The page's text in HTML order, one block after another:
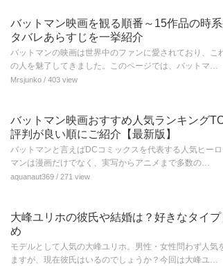
バットマン映画を観る順番～15作品の時
タバレあらすじを一挙紹介
バットマンの映画は世界中のファンに愛されており、こ
の人を魅了してきました。このページでは、バットマ…
Mrsjunko / 403 view
バットマン映画おすすめ人気ランキング
評判が良い順にご紹介【最新版】
バットマンと言えばDCコミックスを代表する人気ヒーロ
マンは漫画だけでなく、実写からアニメまで多数の…
aquanaut369 / 271 view
大峰ユリホの彼氏や結婚は？好きなタイプ
め
モデルとして人気の大峰ユリホ。男性・女性問わず人気
ますが、現在彼氏はいるのでしょうか？今回は大峰ユ…